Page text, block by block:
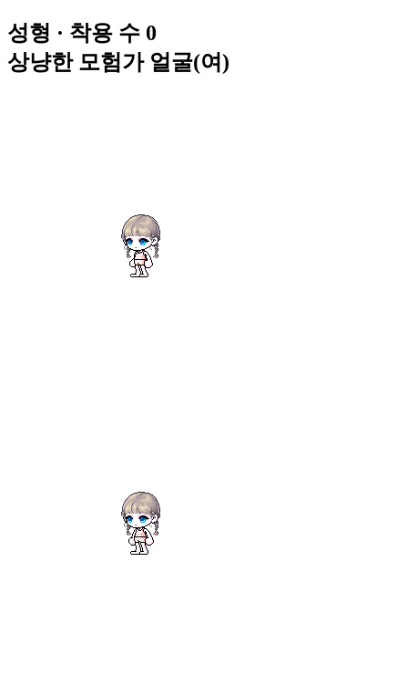
성형 · 착용 수 0
상냥한 모험가 얼굴(여)